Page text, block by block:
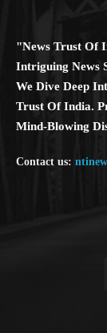
"News Trust Of
Intriguing News
We Dive Deep
Trust Of India.
Mind-Blowing
Contact us: